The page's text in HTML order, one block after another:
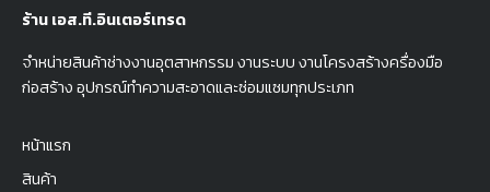
ร้าน เอส.ที.อินเตอร์เทรด
จำหน่ายสินค้าช่างงานอุตสาหกรรม งานระบบ งานโครงสร้างครื่องมือ
ก่อสร้าง อุปกรณ์ทำความสะอาดและซ่อมแซมทุกประเภท
หน้าแรก
สินค้า